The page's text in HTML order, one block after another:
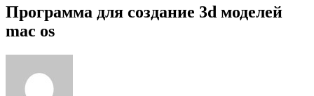
Программа для создание 3d моделей
mac os